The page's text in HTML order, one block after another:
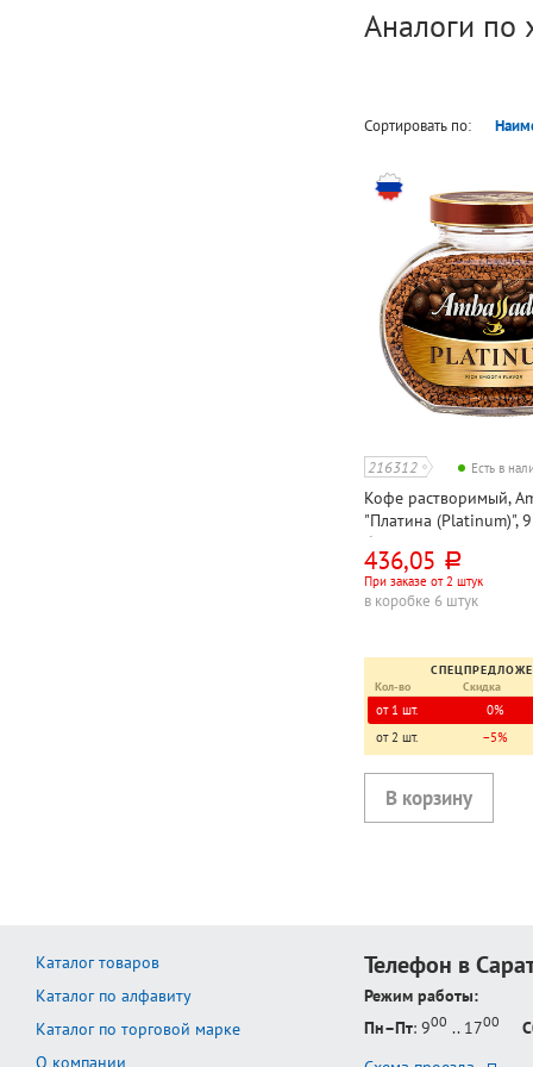
Аналоги по
Сортировать по:
216312 Есть в
Кофе растворимый,
"Платина (Platinum)",
банка
436,05 руб.
При заказе от 2 штук
в коробке 6 штук
Кол-во
Скидка
от 1 шт. 0%
от 2 шт.
−5%
Каталог товаров
Каталог по алфавиту
Каталог по торговой марке
О компании
Телефон в
Режим работы:
Пн–Пт: 900 .. 1700